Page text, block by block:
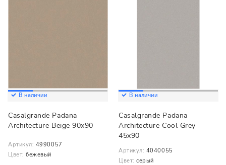
В наличии
Casalgrande Padana
Architecture Beige 90x90
Артикул: 4990057
Цвет: бежевый
В наличии
Casalgrande Padana
Architecture Cool Grey
45x90
Артикул: 4040055
Цвет: серый